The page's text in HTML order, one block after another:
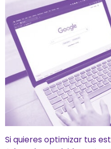
Si quieres optimizar tus